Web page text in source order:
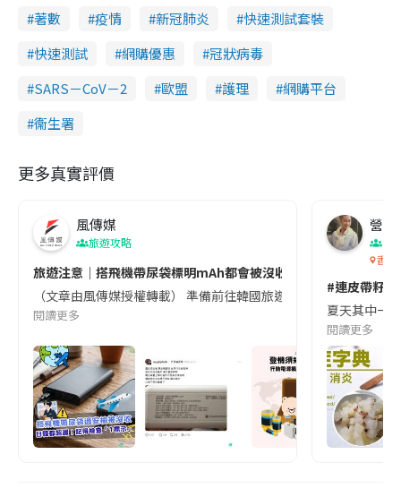
著數 疫情 新冠肺炎
快速測試套裝
快速測試
網購優惠
冠狀病毒
SARS－CoV－2
歐盟 護理
網購平台
衞生署
更多真實評價
風傳媒
旅遊攻略
旅遊注意｜搭飛機帶尿袋標明mAh都會被沒收😱出發前切記檢查
（文章由風傳媒授權轉載） 準備前往韓國旅遊的民眾，近期要
閱讀更多
營養
香港
#連皮帶籽
夏天其中一
閱讀更多